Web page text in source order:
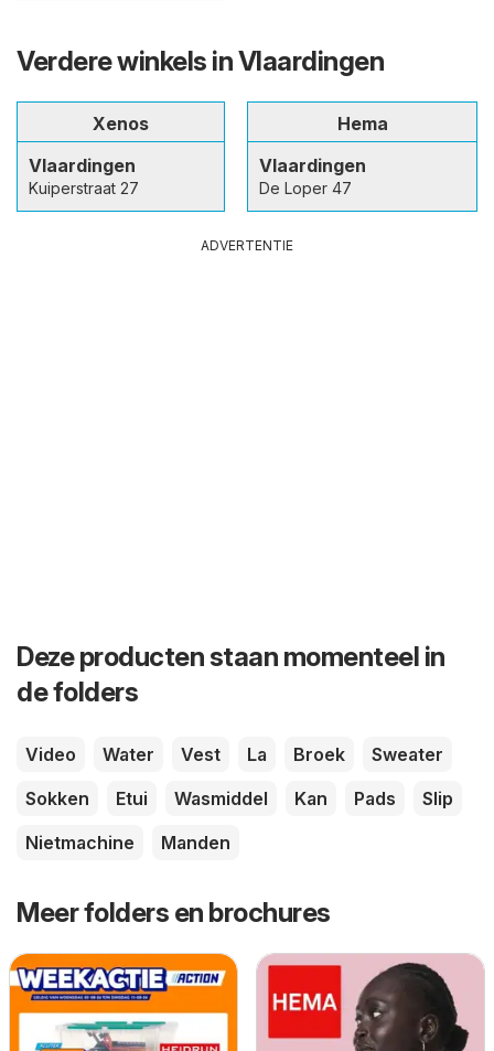
Verdere winkels in Vlaardingen
Xenos
Vlaardingen
Kuiperstraat 27
Hema
Vlaardingen
De Loper 47
ADVERTENTIE
Deze producten staan momenteel in
de folders
Video Water Vest La Broek
Sweater
Sokken
Etui Wasmiddel Kan Pads
Slip
Nietmachine
Manden
Meer folders en brochures